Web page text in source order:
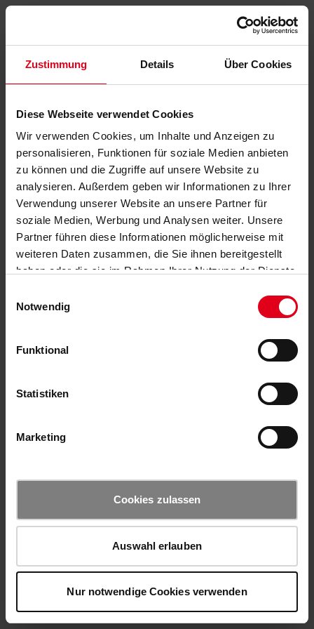
Zustimmung Details Über Cookies
Diese Webseite verwendet Cookies
Wir verwenden Cookies, um Inhalte und Anzeigen zu
personalisieren, Funktionen für soziale Medien anbieten
zu können und die Zugriffe auf unsere Website zu
analysieren. Außerdem geben wir Informationen zu Ihrer
Verwendung unserer Website an unsere Partner für
soziale Medien, Werbung und Analysen weiter. Unsere
Partner führen diese Informationen möglicherweise mit
weiteren Daten zusammen, die Sie ihnen bereitgestellt
haben oder die sie im Rahmen Ihrer Nutzung der Dienste
Notwendig
Funktional
Statistiken
Marketing
Cookies zulassen
Auswahl erlauben
Nur notwendige Cookies verwenden